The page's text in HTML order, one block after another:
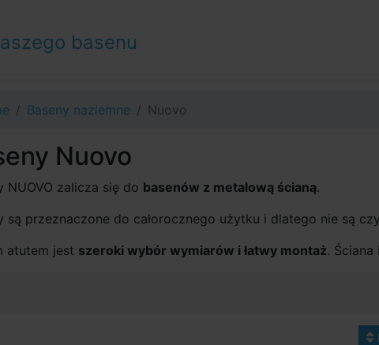
basenu
Baseny naziemne Nuovo
Nuovo
NUOVO zalicza się do basenów z metalową ścianą.
są przeznaczone do całorocznego użytku i dlatego nie są
atutem jest szeroki wybór wymiarów i łatwy montaż.